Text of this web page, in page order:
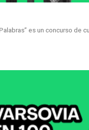
es un concurso de